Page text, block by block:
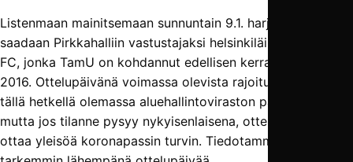
Listenmaan mainitsemaan sunnuntain 9.1. harjoitusotteluun
saadaan Pirkkahalliin vastustajaksi helsinkiläinen Atlantis
FC, jonka TamU on kohdannut edellisen kerran talvella
2016. Ottelupäivänä voimassa olevista rajoituksista ei ole
tällä hetkellä olemassa aluehallintoviraston päätöstä,
mutta jos tilanne pysyy nykyisenlaisena, otteluun voidaan
ottaa yleisöä koronapassin turvin. Tiedotamme asiasta